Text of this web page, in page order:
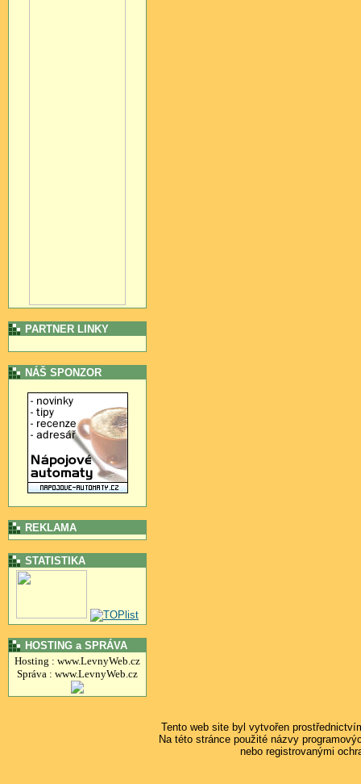
PARTNER LINKY
NÁŠ SPONZOR
REKLAMA
STATISTIKA
HOSTING a SPRÁVA
Hosting : www.LevnyWeb.cz
Správa : www.LevnyWeb.cz
Tento web site byl vytvořen
Na této stránce použité názvy
nebo registrovanými